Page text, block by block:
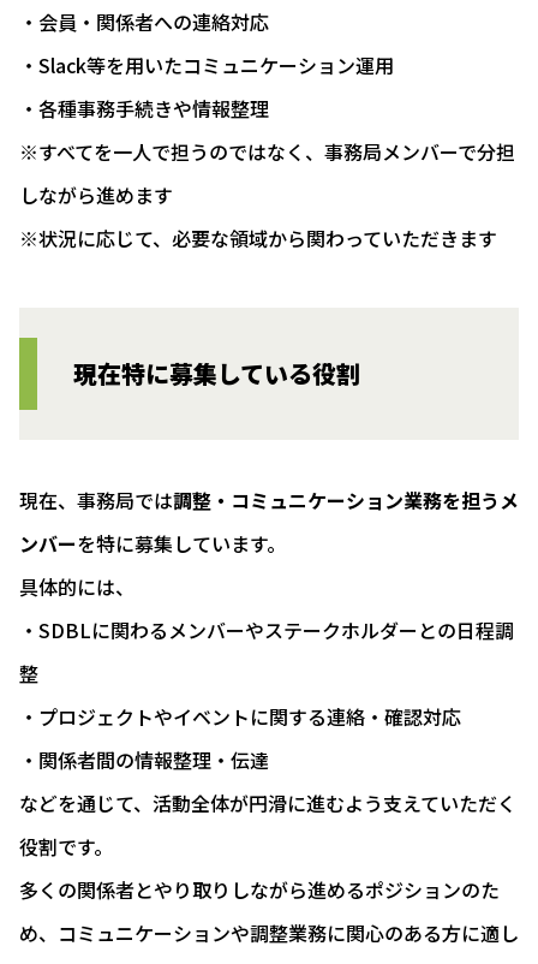
・会員・関係者への連絡対応
・Slack等を用いたコミュニケーション運用
・各種事務手続きや情報整理
※すべてを一人で担うのではなく、事務局メンバーで分担
しながら進めます
※状況に応じて、必要な領域から関わっていただきます
現在特に募集している役割
現在、事務局では調整・コミュニケーション業務を担うメ
ンバーを特に募集しています。
具体的には、
・SDBLに関わるメンバーやステークホルダーとの日程調
整
・プロジェクトやイベントに関する連絡・確認対応
・関係者間の情報整理・伝達
などを通じて、活動全体が円滑に進むよう支えていただく
役割です。
多くの関係者とやり取りしながら進めるポジションのた
め、コミュニケーションや調整業務に関心のある方に適し